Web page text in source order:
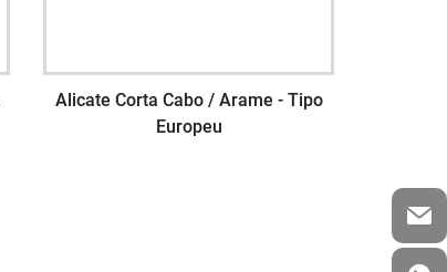
Alicate Corta Cabo / Arame - Tipo
Europeu